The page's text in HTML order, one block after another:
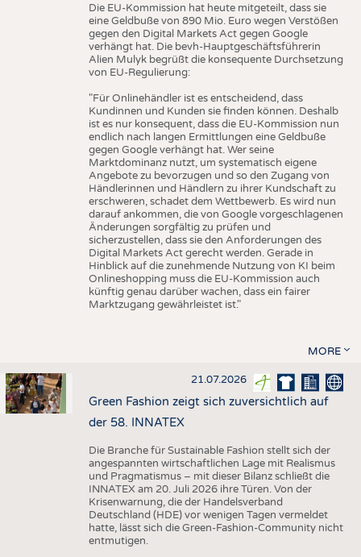
Die EU-Kommission hat heute mitgeteilt, dass sie
eine Geldbuße von 890 Mio. Euro wegen Verstößen
gegen den Digital Markets Act gegen Google
verhängt hat. Die bevh-Hauptgeschäftsführerin
Alien Mulyk begrüßt die konsequente Durchsetzung
von EU-Regulierung:
"Für Onlinehändler ist es entscheidend, dass
Kundinnen und Kunden sie finden können. Deshalb
ist es nur konsequent, dass die EU-Kommission nun
endlich nach langen Ermittlungen eine Geldbuße
gegen Google verhängt hat. Wer seine
Marktdominanz nutzt, um systematisch eigene
Angebote zu bevorzugen und so den Zugang von
Händlerinnen und Händlern zu ihrer Kundschaft zu
erschweren, schadet dem Wettbewerb. Es wird nun
darauf ankommen, die von Google vorgeschlagenen
Änderungen sorgfältig zu prüfen und
sicherzustellen, dass sie den Anforderungen des
Digital Markets Act gerecht werden. Gerade in
Hinblick auf die zunehmende Nutzung von KI beim
Onlineshopping muss die EU-Kommission auch
künftig genau darüber wachen, dass ein fairer
Marktzugang gewährleistet ist."
MORE
21.07.2026
Green Fashion zeigt sich zuversichtlich auf
der 58. INNATEX
Die Branche für Sustainable Fashion stellt sich der
angespannten wirtschaftlichen Lage mit Realismus
und Pragmatismus – mit dieser Bilanz schließt die
INNATEX am 20. Juli 2026 ihre Türen. Von der
Krisenwarnung, die der Handelsverband
Deutschland (HDE) vor wenigen Tagen vermeldet
hatte, lässt sich die Green-Fashion-Community nicht
entmutigen.